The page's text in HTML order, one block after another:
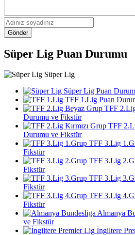
Gönder
Süper Lig Puan Durumu
Süper Lig
Süper Lig Puan
TFF 1.Lig Puan
TFF
Durumu ve Fikstür
TFF
Durumu ve Fikstür
TFF 3.Lig
Fikstür
TFF 3.Lig
Fikstür
TFF 3.Lig
Fikstür
TFF 3.Lig
Fikstür
Almanya
ve Fikstür
İngiltere